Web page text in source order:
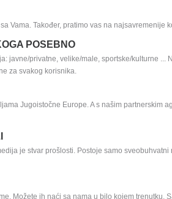
Vama. Također, pratimo vas na najsavremenije
POSEBNO
javne/privatne, velike/male, sportske/kulturne ...
za svakog korisnika.
Jugoistočne Europe. A s našim partnerskim
je stvar prošlosti. Postoje samo sveobuhvatni
Možete ih naći sa nama u bilo kojem trenutku.